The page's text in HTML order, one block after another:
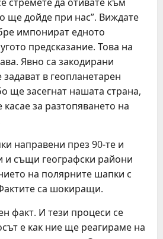
ще дойде при нас”. Виждате
импонират едното
предсказание. Това на
Явно са закодирани
в геопланетарен
ще засегнат нашата страна,
за разтопяването на
направени през 90-те и
и същи географски райони
на полярните шапки с
са шокиращи.
факт. И тези процеси се
е как ние ще реагираме на